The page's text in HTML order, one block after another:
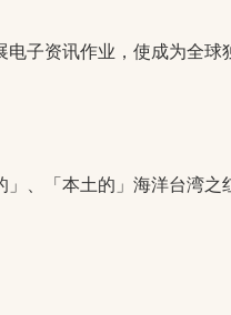
子资讯作业，使成为全球
、「本土的」海洋台湾之